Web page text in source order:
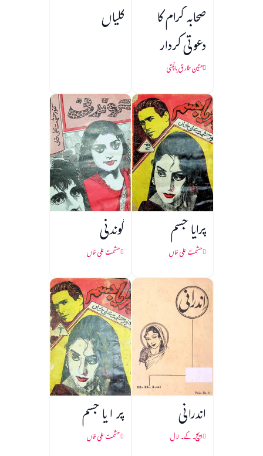
صحابہ کرام کا
دعوتی کردار
متین طارق باغپتی
کلیاں
پرایا جسم
حشمت علی خاں
گوندنی
حشمت علی خاں
اندرانی
ایچ۔ کے۔ لال
پر ا یا جسم
حشمت علی خاں